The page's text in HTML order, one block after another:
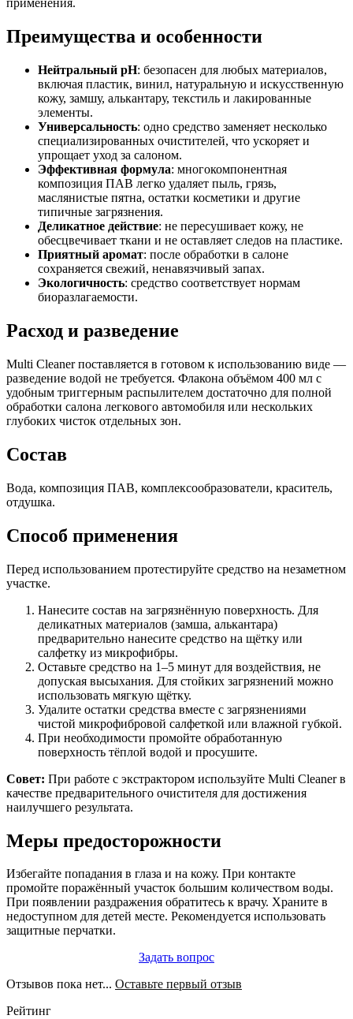
применения.
Преимущества и особенности
Нейтральный pH: безопасен для любых материалов,
включая пластик, винил, натуральную и искусственную
кожу, замшу, алькантару, текстиль и лакированные
элементы.
Универсальность: одно средство заменяет несколько
специализированных очистителей, что ускоряет и
упрощает уход за салоном.
Эффективная формула: многокомпонентная
композиция ПАВ легко удаляет пыль, грязь,
маслянистые пятна, остатки косметики и другие
типичные загрязнения.
Деликатное действие: не пересушивает кожу, не
обесцвечивает ткани и не оставляет следов на пластике.
Приятный аромат: после обработки в салоне
сохраняется свежий, ненавязчивый запах.
Экологичность: средство соответствует нормам
биоразлагаемости.
Расход и разведение
Multi Cleaner поставляется в готовом к использованию виде —
разведение водой не требуется. Флакона объёмом 400 мл с
удобным триггерным распылителем достаточно для полной
обработки салона легкового автомобиля или нескольких
глубоких чисток отдельных зон.
Состав
Вода, композиция ПАВ, комплексообразователи, краситель,
отдушка.
Способ применения
Перед использованием протестируйте средство на незаметном
участке.
Нанесите состав на загрязнённую поверхность. Для
деликатных материалов (замша, алькантара)
предварительно нанесите средство на щётку или
салфетку из микрофибры.
Оставьте средство на 1–5 минут для воздействия, не
допуская высыхания. Для стойких загрязнений можно
использовать мягкую щётку.
Удалите остатки средства вместе с загрязнениями
чистой микрофибровой салфеткой или влажной губкой.
При необходимости промойте обработанную
поверхность тёплой водой и просушите.
Совет: При работе с экстрактором используйте Multi Cleaner в
качестве предварительного очистителя для достижения
наилучшего результата.
Меры предосторожности
Избегайте попадания в глаза и на кожу. При контакте
промойте поражённый участок большим количеством воды.
При появлении раздражения обратитесь к врачу. Храните в
недоступном для детей месте. Рекомендуется использовать
защитные перчатки.
Задать вопрос
Отзывов пока нет... Оставьте первый отзыв
Рейтинг